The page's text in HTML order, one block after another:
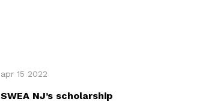
apr 15 2022
SWEA NJ’s scholarship